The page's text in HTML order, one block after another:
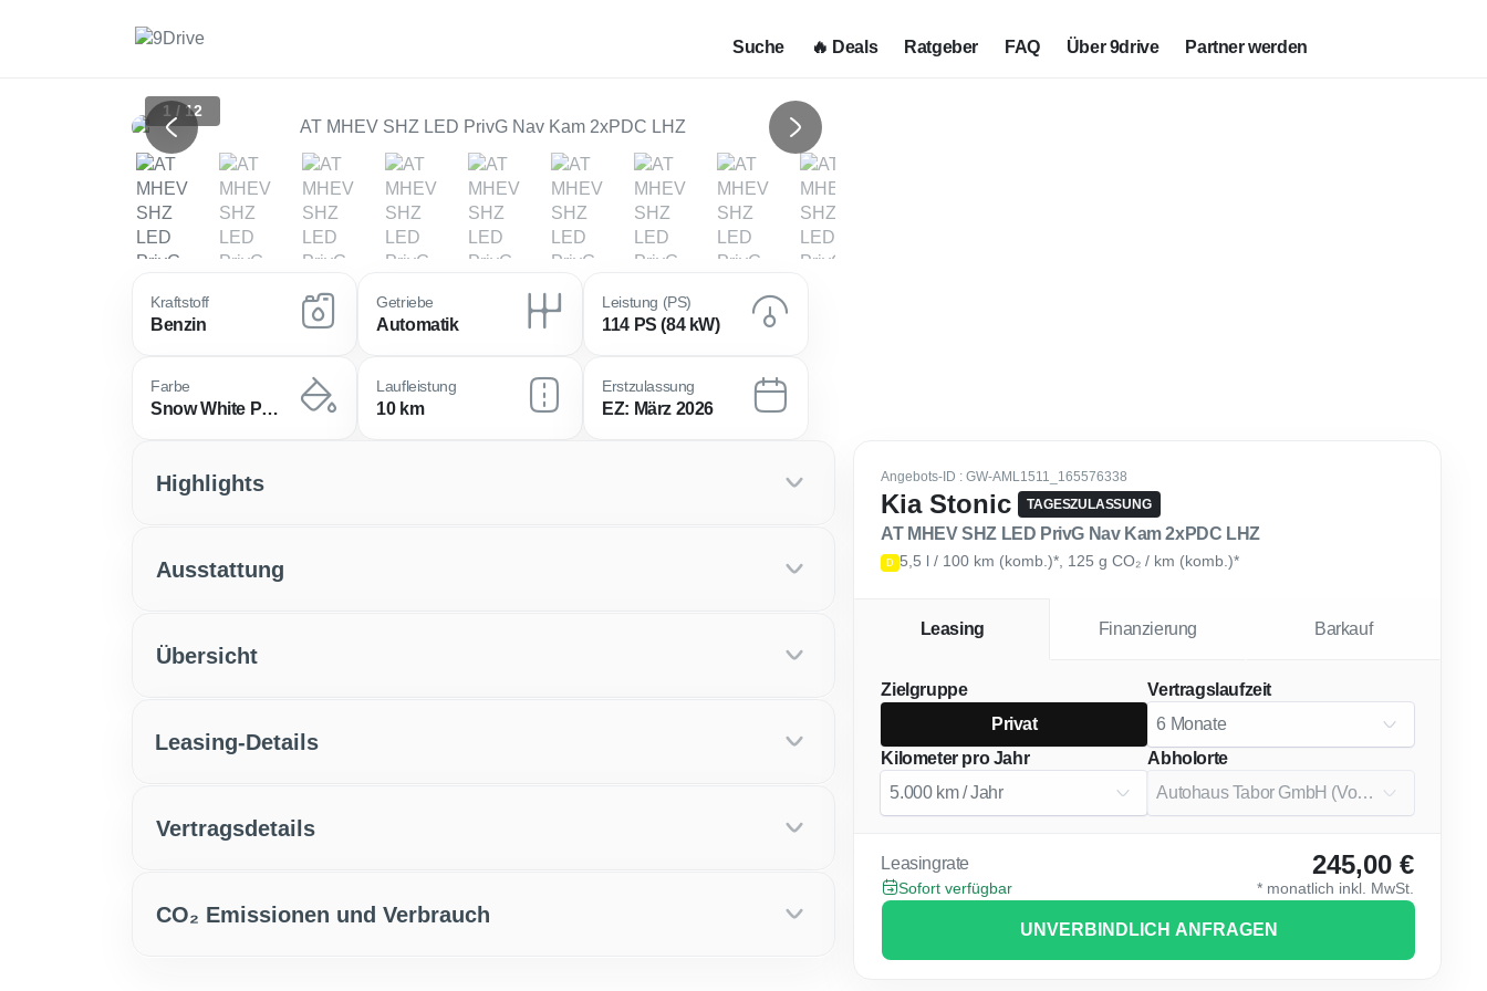
Suche 🔥 Deals Ratgeber FAQ Über 9drive Partner werden
Previous Next
1 / 12
Kraftstoff
Benzin
Getriebe
Automatik
Leistung (PS)
114 PS (84 kW)
Farbe
Snow White Pearl
Laufleistung
10 km
Erstzulassung
EZ: März 2026
Angebots-ID : GW-AML1511_165576338
Kia Stonic TAGESZULASSUNG
AT MHEV SHZ LED PrivG Nav Kam 2xPDC LHZ
D 5,5 l / 100 km (komb.)*, 125 g CO₂ / km (komb.)*
Leasing Finanzierung Barkauf
Zielgruppe
Privat
Vertragslaufzeit
Kilometer pro Jahr Abholorte
Leasingrate
Sofort verfügbar
245,00 €
* monatlich inkl. MwSt.
UNVERBINDLICH ANFRAGEN
Highlights
Ausstattung
Übersicht
Leasing-Details
Vertragsdetails
CO₂ Emissionen und Verbrauch